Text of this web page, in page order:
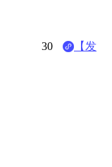
30
【发